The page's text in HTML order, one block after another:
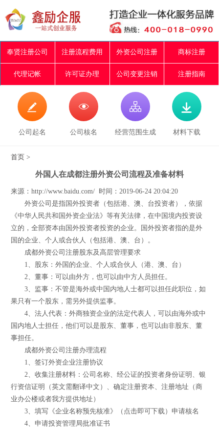
奉贤注册公司 注册流程费用 外资公司注册 商标注册
代理记帐 许可证办理 公司变更注销 注册指南

公司起名

公司核名

经营范围生成

材料下载
首页 >
外国人在成都注册外资公司流程及准备材料
来源：http://www.baidu.com/ 时间：2019-06-24 20:04:20
外资公司是指国外投资者（包括港、澳、台投资者），依据
《中华人民共和国外资企业法》等有关法律，在中国境内投资设
立的，全部资本由国外投资者投资的企业。国外投资者指的是外
国的企业、个人或合伙人（包括港、澳、台）。
成都外资公司注册股东及高层管理要求
1、股东：外国的企业、个人或合伙人（港、澳、台）
2、董事：可以由外方，也可以由中方人员担任。
3、监事：不管是海外或中国内地人士都可以担任此职位，如
果只有一个股东，需另外提供监事。
4、法人代表：外商独资企业的法定代表人，可以由海外或中
国内地人士担任，他们可以是股东、董事，也可以由非股东、董
事担任。
成都外资公司注册办理流程
1、签订外资企业注册协议
2、收集注册材料：公司名称、经公证的投资者身份证明、银
行资信证明（英文需翻译中文）、确定注册资本、注册地址（商
业办公楼或者我方提供地址）
3、填写《企业名称预先核准》（点击即可下载）申请核名
4、申请投资管理局批准证书